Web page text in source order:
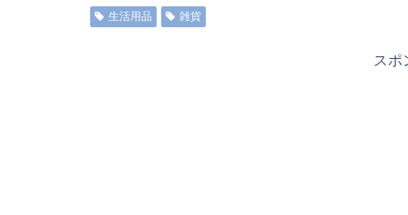
生活用品 雑貨
スポ